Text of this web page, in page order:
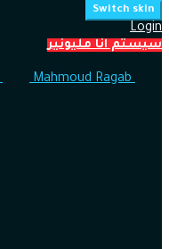
Switch skin
Login
سيستم انا مليونير
Mahmoud Ragab